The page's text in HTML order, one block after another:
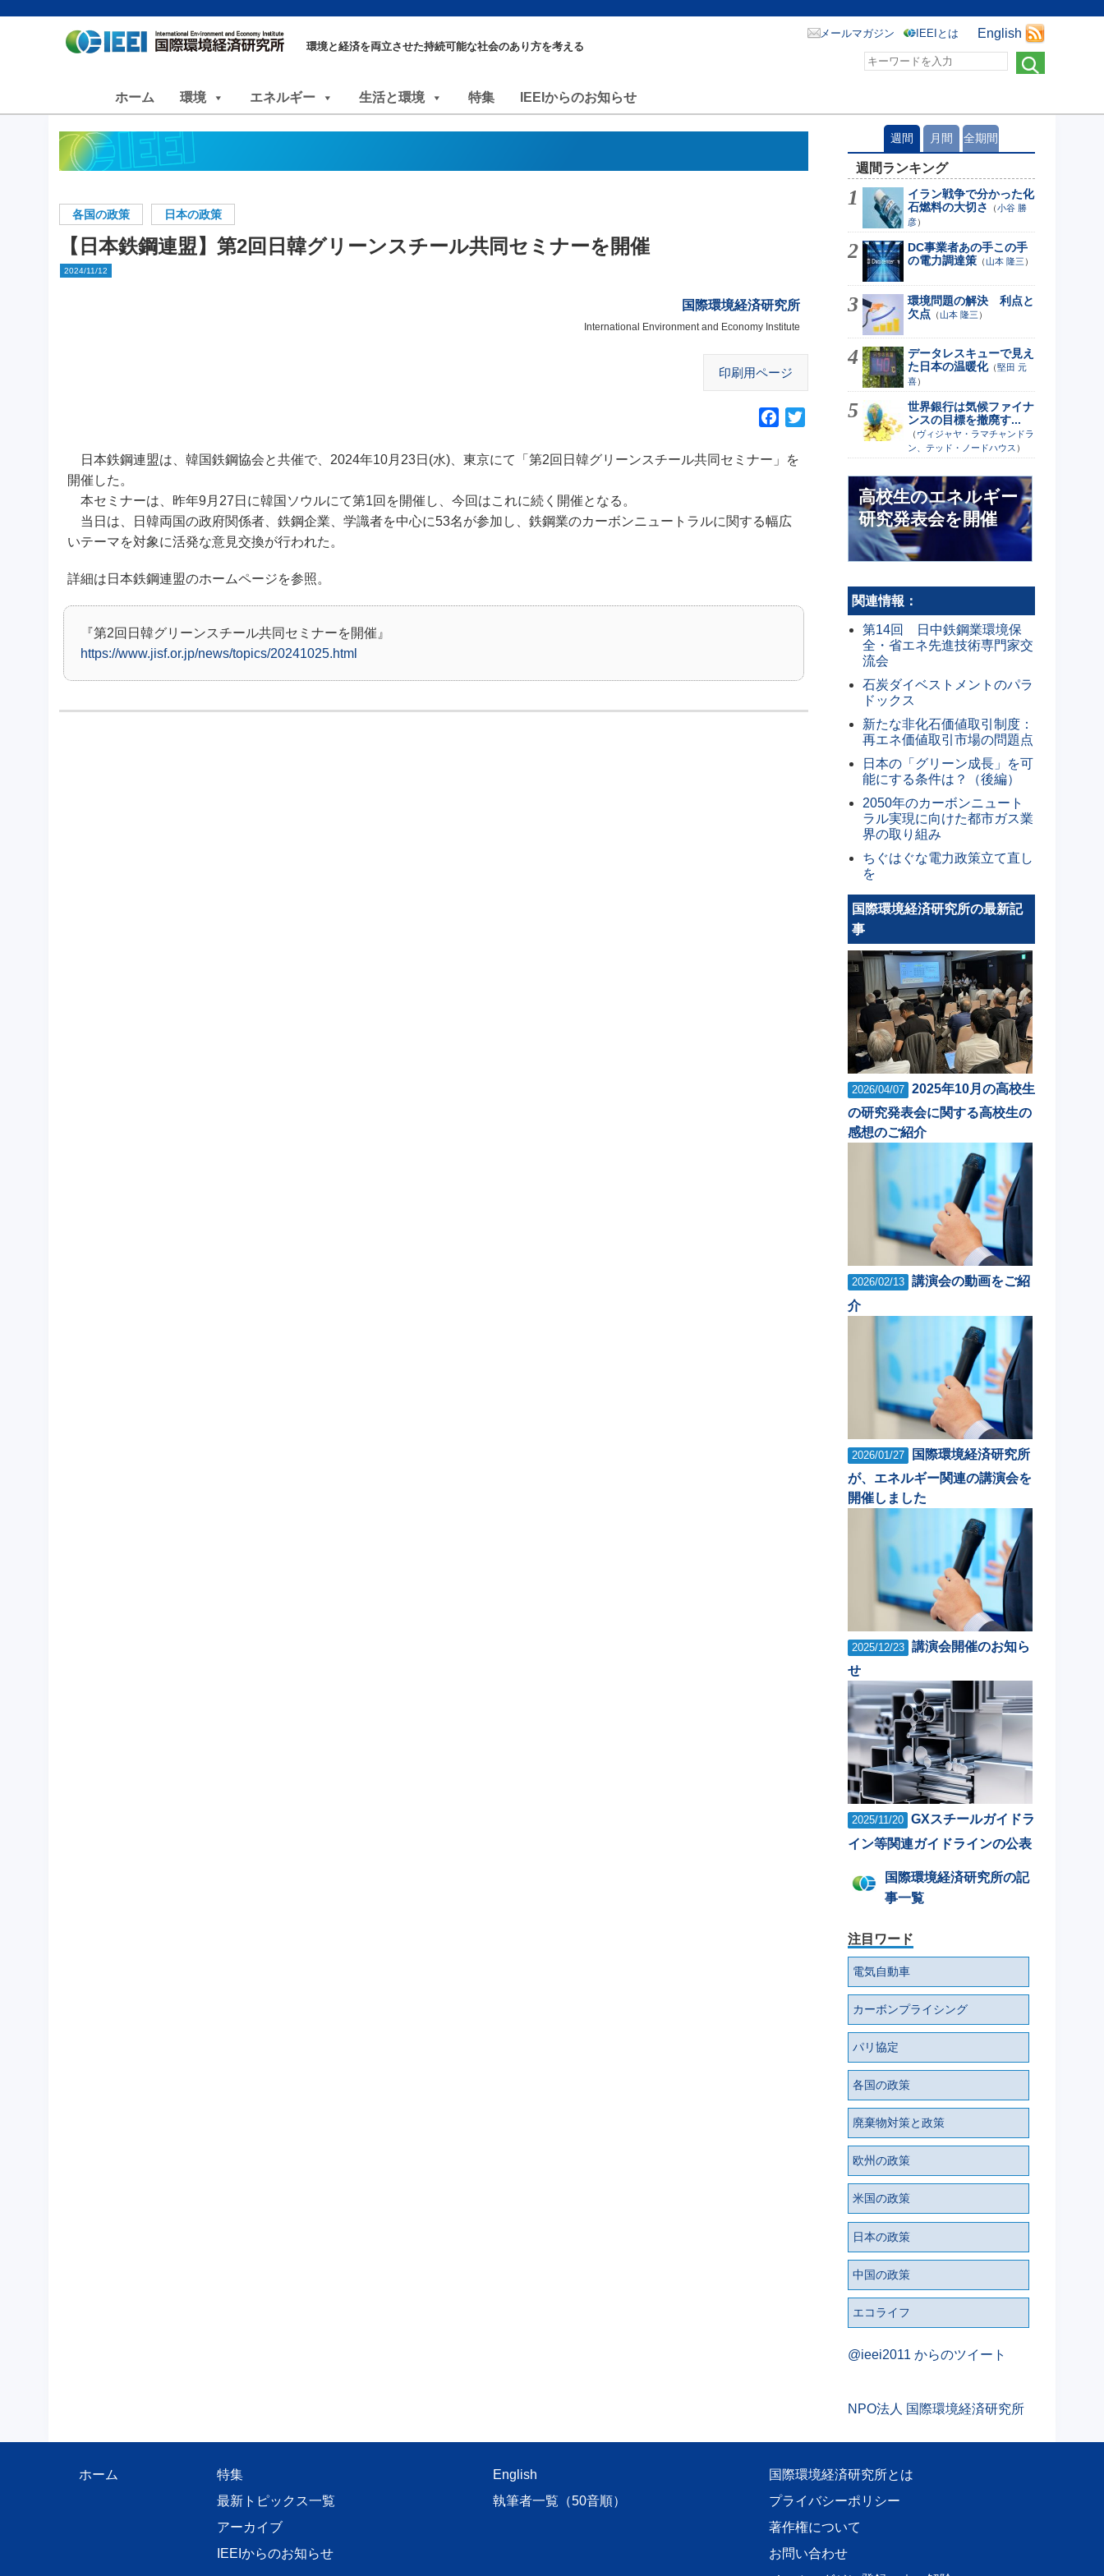
環境と経済を両立させた持続可能な社会のあり方を考える
English
メールマガジン IEEIとは
ホーム 環境 エネルギー 生活と環境 特集 IEEIからのお知らせ
各国の政策 日本の政策
【日本鉄鋼連盟】第2回日韓グリーンスチール共同セミナーを開催
2024/11/12
国際環境経済研究所
International Environment and Economy Institute
印刷用ページ
o
日本鉄鋼連盟は、韓国鉄鋼協会と共催で、2024年10月23日(水)、東京にて「第2回日韓グリーンスチール共同セミナー」を
開催した。
本セミナーは、昨年9月27日に韓国ソウルにて第1回を開催し、今回はこれに続く開催となる。
当日は、日韓両国の政府関係者、鉄鋼企業、学識者を中心に53名が参加し、鉄鋼業のカーボンニュートラルに関する幅広
いテーマを対象に活発な意見交換が行われた。
詳細は日本鉄鋼連盟のホームページを参照。
『第2回日韓グリーンスチール共同セミナーを開催』
https://www.jisf.or.jp/news/topics/20241025.html
週間 月間 全期間
週間ランキング
イラン戦争で分かった化
石燃料の大切さ
（小谷 勝
彦）
DC事業者あの手この手
の電力調達策 （山本 隆三 ）
環境問題の解決 利点と
欠点 （山本 隆三 ）
データレスキューで見え
た日本の温暖化（堅田 元
喜）
世界銀行は気候ファイナ
ンスの目標を撤廃す...
（ ヴィジャヤ・ラマチャンドラ
ン、テッド・ノードハウス ）
高校生のエネルギー
研究発表会を開催
関連情報：
第14回 日中鉄鋼業環境保
全・省エネ先進技術専門家交
流会
石炭ダイベストメントのパラ
ドックス
新たな非化石価値取引制度：
再エネ価値取引市場の問題点
日本の「グリーン成長」を可
能にする条件は？（後編）
2050年のカーボンニュート
ラル実現に向けた都市ガス業
界の取り組み
ちぐはぐな電力政策立て直し
を
国際環境経済研究所の最新記
事
2026/04/07 2025年10月の高校生
の研究発表会に関する高校生の
感想のご紹介
2026/02/13 講演会の動画をご紹
介
2026/01/27
国際環境経済研究所
が、エネルギー関連の講演会を
開催しました
2025/12/23 講演会開催のお知ら
せ
2025/11/20 GXスチールガイドラ
イン等関連ガイドラインの公表
国際環境経済研究所の記
事一覧
注目ワード
電気自動車
カーボンプライシング
パリ協定
各国の政策
廃棄物対策と政策
欧州の政策
米国の政策
日本の政策
中国の政策
エコライフ
@ieei2011 からのツイート
NPO法人 国際環境経済研究所
ホーム
特集
最新トピックス一覧
アーカイブ
IEEIからのお知らせ
English
執筆者一覧（50音順）
国際環境経済研究所とは
プライバシーポリシー
著作権について
お問い合わせ